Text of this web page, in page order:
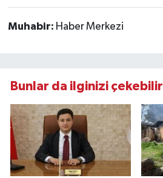
Muhabir: Haber Merkezi
Bunlar da ilginizi çekebilir